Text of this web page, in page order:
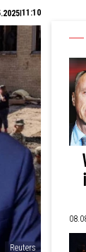
11:10
Reuters